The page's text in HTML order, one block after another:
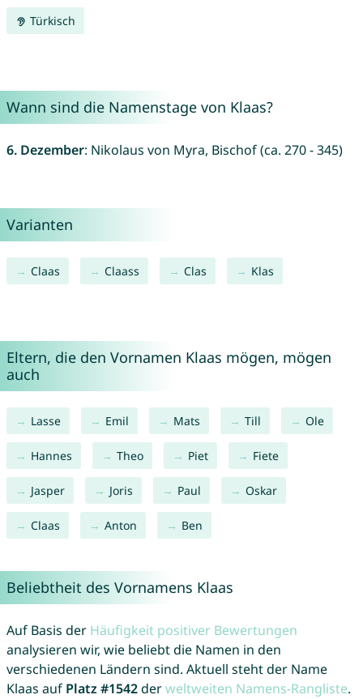
Türkisch
Wann sind die Namenstage von Klaas?
6. Dezember: Nikolaus von Myra, Bischof (ca. 270 - 345)
Varianten
Claas Claass Clas Klas
Eltern, die den Vornamen Klaas mögen, mögen
auch
Lasse Emil Mats Till Ole
Hannes Theo Piet Fiete
Jasper Joris Paul Oskar
Claas Anton Ben
Beliebtheit des Vornamens Klaas
Auf Basis der Häufigkeit positiver Bewertungen
analysieren wir, wie beliebt die Namen in den
verschiedenen Ländern sind. Aktuell steht der Name
Klaas auf Platz #1542derweltweiten Namens-Rangliste.